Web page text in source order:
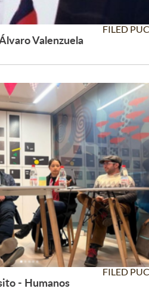
Leer Más +
Valenzuela
FILED
- Humanos
FILED